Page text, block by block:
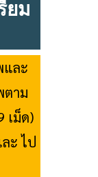
ยม
และ
ตาม
เม็ด)
ะ ไป